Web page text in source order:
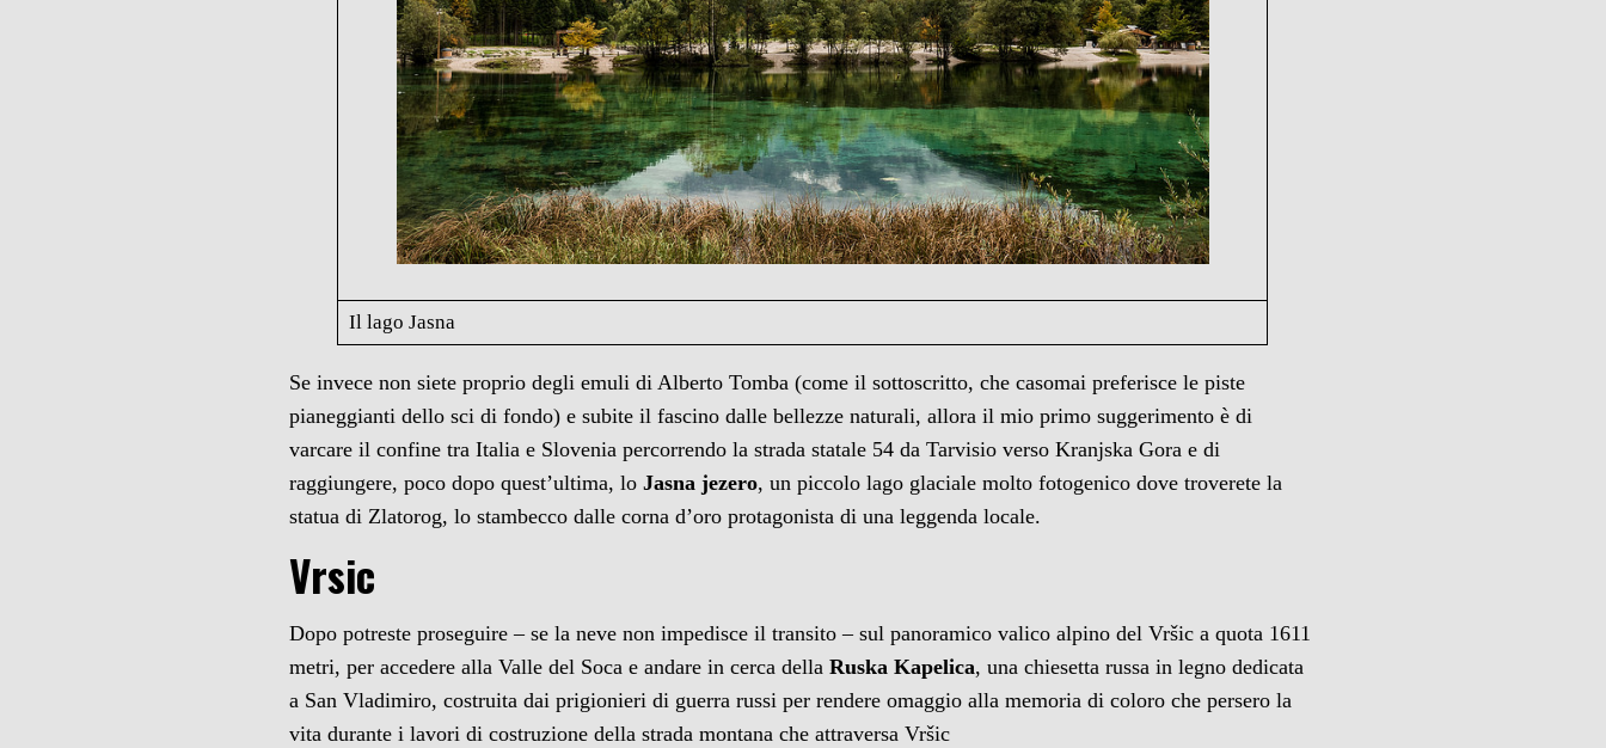
Il lago Jasna
Se invece non siete proprio degli emuli di Alberto Tomba (come il sottoscritto, che casomai preferisce le piste
pianeggianti dello sci di fondo) e subite il fascino dalle bellezze naturali, allora il mio primo suggerimento è di
varcare il confine tra Italia e Slovenia percorrendo la strada statale 54 da Tarvisio verso Kranjska Gora e di
raggiungere, poco dopo quest’ultima, loJasna jezero, un piccolo lago glaciale molto fotogenico dove troverete la
statua di Zlatorog, lo stambecco dalle corna d’oro protagonista di una leggenda locale.
Vrsic
Dopo potreste proseguire – se la neve non impedisce il transito – sul panoramico valico alpino del Vršic a quota 1611
metri, per accedere alla Valle del Soca e andare in cerca dellaRuska Kapelica, una chiesetta russa in legno dedicata
a San Vladimiro, costruita dai prigionieri di guerra russi per rendere omaggio alla memoria di coloro che persero la
vita durante i lavori di costruzione della strada montana che attraversa Vršic